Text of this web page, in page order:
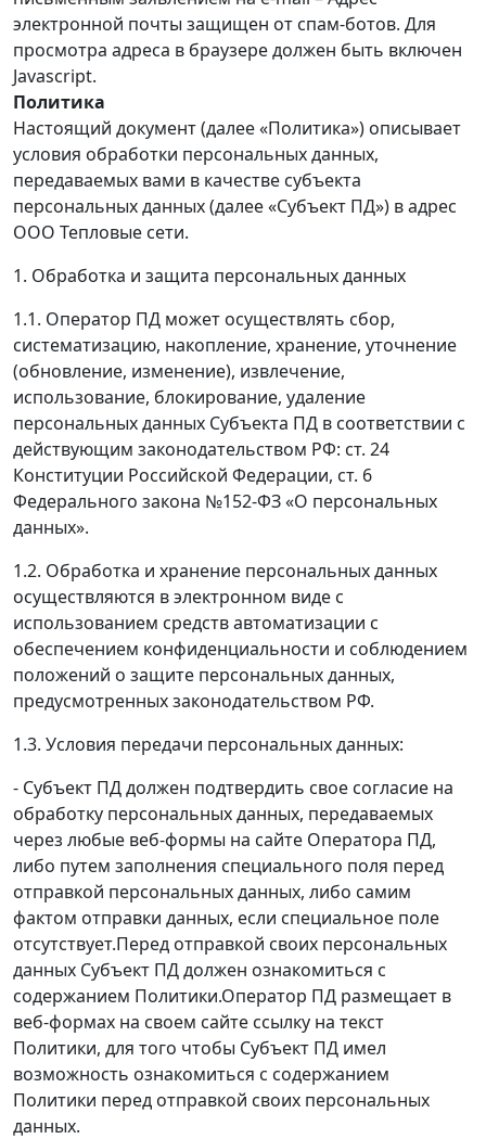
электронной почты защищен от спам-ботов. Для
просмотра адреса в браузере должен быть включен
Javascript.
Политика
Настоящий документ (далее «Политика») описывает
условия обработки персональных данных,
передаваемых вами в качестве субъекта
персональных данных (далее «Субъект ПД») в адрес
ООО Тепловые сети.
1. Обработка и защита персональных данных
1.1. Оператор ПД может осуществлять сбор,
систематизацию, накопление, хранение, уточнение
(обновление, изменение), извлечение,
использование, блокирование, удаление
персональных данных Субъекта ПД в соответствии с
действующим законодательством РФ: ст. 24
Конституции Российской Федерации, ст. 6
Федерального закона №152-ФЗ «О персональных
данных».
1.2. Обработка и хранение персональных данных
осуществляются в электронном виде с
использованием средств автоматизации с
обеспечением конфиденциальности и соблюдением
положений о защите персональных данных,
предусмотренных законодательством РФ.
1.3. Условия передачи персональных данных:
- Субъект ПД должен подтвердить свое согласие на
обработку персональных данных, передаваемых
через любые веб-формы на сайте Оператора ПД,
либо путем заполнения специального поля перед
отправкой персональных данных, либо самим
фактом отправки данных, если специальное поле
отсутствует.Перед отправкой своих персональных
данных Субъект ПД должен ознакомиться с
содержанием Политики.Оператор ПД размещает в
веб-формах на своем сайте ссылку на текст
Политики, для того чтобы Субъект ПД имел
возможность ознакомиться с содержанием
Политики перед отправкой своих персональных
данных.